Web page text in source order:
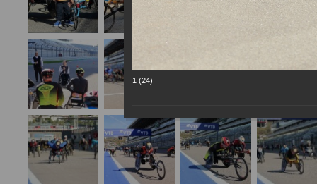
1 (24)